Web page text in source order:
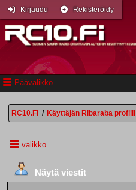
Päävalikko
Kirjaudu Rekisteröidy
RC10.FI / Käyttäjän Ribaraba profiili
valikko
Näytä viestit